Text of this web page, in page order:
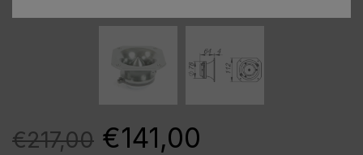
€217,00 €141,00